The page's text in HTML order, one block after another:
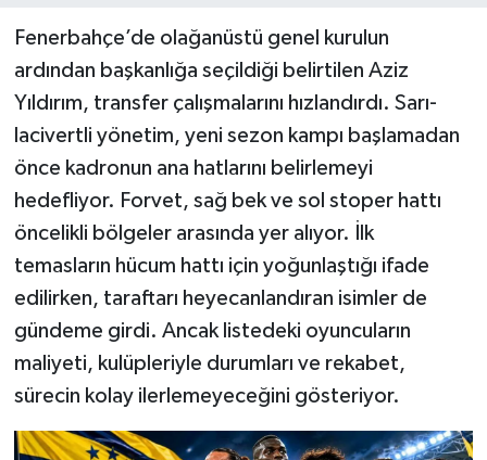
Fenerbahçe’de olağanüstü genel kurulun
ardından başkanlığa seçildiği belirtilen Aziz
Yıldırım, transfer çalışmalarını hızlandırdı. Sarı-
lacivertli yönetim, yeni sezon kampı başlamadan
önce kadronun ana hatlarını belirlemeyi
hedefliyor. Forvet, sağ bek ve sol stoper hattı
öncelikli bölgeler arasında yer alıyor. İlk
temasların hücum hattı için yoğunlaştığı ifade
edilirken, taraftarı heyecanlandıran isimler de
gündeme girdi. Ancak listedeki oyuncuların
maliyeti, kulüpleriyle durumları ve rekabet,
sürecin kolay ilerlemeyeceğini gösteriyor.